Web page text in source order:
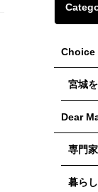
Choice
宮城
Dear
専門
暮ら